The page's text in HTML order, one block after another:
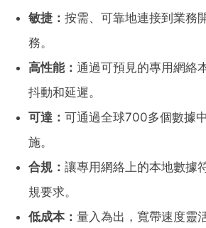
敏捷： 按需、可靠地連接到業務
務。
高性能： 通過可預見的專用網絡
抖動和延遲。
可達： 可通過全球700多個數據
施。
合規： 讓專用網絡上的本地數據
規要求。
低成本： 量入為出，寬帶速度靈活